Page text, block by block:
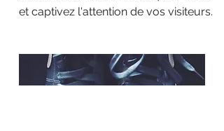
et captivez l'attention de vos visiteurs.